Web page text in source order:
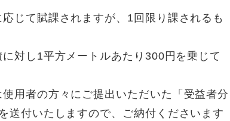
じて賦課されますが、1回限り課されるも
対し1平方メートルあたり300円を乗じて
用者の方々にご提出いただいた「受益者分
送付いたしますので、ご納付くださいます